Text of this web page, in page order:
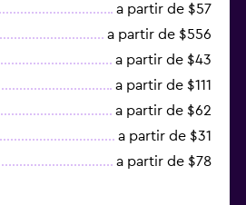
a partir de $57
a partir de $556
a partir de $43
a partir de $111
a partir de $62
a partir de $31
a partir de $78